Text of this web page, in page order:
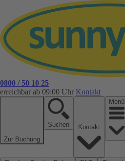
0800 / 50 10 25
erreichbar ab 09:00 Uhr Kontakt
Zur Buchung
Suchen
Menü